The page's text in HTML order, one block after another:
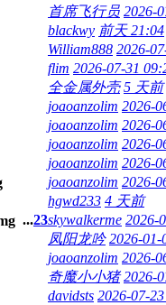
首席飞行员 2026-
blackwy 前天 21:04
William888 2026-
flim 2026-07-31
全金属外壳 5 天前
joaoanzolim 2026-
joaoanzolim 2026-
joaoanzolim 2026-
joaoanzolim 2026-
joaoanzolim 2026-
hgwd233 4 天前
...23skywalkerme 2026-
凤阳龙吟 2026-01-
joaoanzolim 2026-
奇魔小小猪 2026-
davidsts 2026-07-